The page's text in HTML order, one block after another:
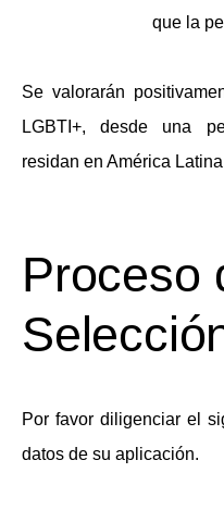
que la
Se valorarán
LGBTI+, desde una
residan en América
Proceso
Por favor diligenciar el
datos de su aplicación.